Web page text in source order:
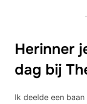
Herinner
dag bij
Ik deelde een